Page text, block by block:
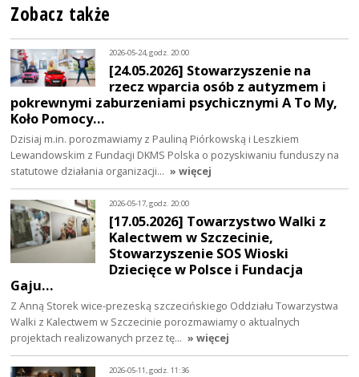
Zobacz także
2026-05-24, godz. 20:00
[24.05.2026] Stowarzyszenie na
rzecz wparcia osób z autyzmem i
pokrewnymi zaburzeniami psychicznymi A To My,
Koło Pomocy…
Dzisiaj m.in. porozmawiamy z Pauliną Piórkowską i Leszkiem
Lewandowskim z Fundacji DKMS Polska o pozyskiwaniu funduszy na
statutowe działania organizacji… » więcej
2026-05-17, godz. 20:00
[17.05.2026] Towarzystwo Walki z
Kalectwem w Szczecinie,
Stowarzyszenie SOS Wioski
Dziecięce w Polsce i Fundacja
Gaju…
Z Anną Storek wice-prezeską szczecińskiego Oddziału Towarzystwa
Walki z Kalectwem w Szczecinie porozmawiamy o aktualnych
projektach realizowanych przez tę… » więcej
2026-05-11, godz. 11:36